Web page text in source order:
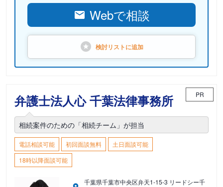
Webで相談
検討リストに追加
弁護士法人心 千葉法律事務所 PR
相続案件のための「相続チーム」が担当
電話相談可能 初回面談無料
土日面談可能
18時以降面談可能
千葉県千葉市中央区弁天1-15-3 リードシー千